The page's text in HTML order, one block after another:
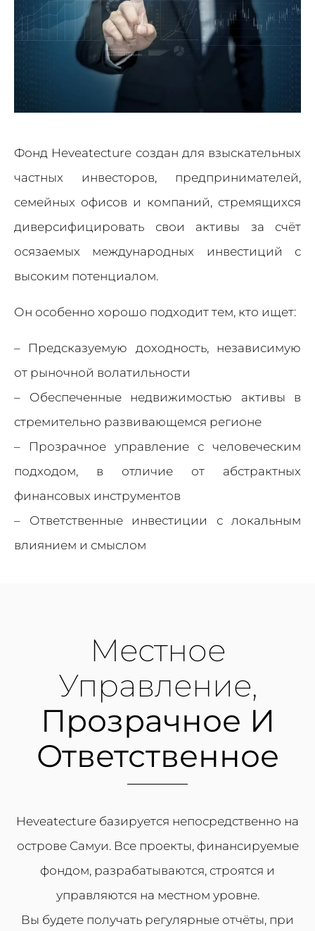
Фонд Heveatecture создан для взыскательных
частных инвесторов, предпринимателей,
семейных офисов и компаний, стремящихся
диверсифицировать свои активы за счёт
осязаемых международных инвестиций с
высоким потенциалом.
Он особенно хорошо подходит тем, кто ищет:
– Предсказуемую доходность, независимую
от рыночной волатильности
– Обеспеченные недвижимостью активы в
стремительно развивающемся регионе
– Прозрачное управление с человеческим
подходом, в отличие от абстрактных
финансовых инструментов
– Ответственные инвестиции с локальным
влиянием и смыслом
Местное
Управление,
Прозрачное И
Ответственное
Heveatecture базируется непосредственно на
острове Самуи. Все проекты, финансируемые
фондом, разрабатываются, строятся и
управляются на местном уровне.
Вы будете получать регулярные отчёты, при